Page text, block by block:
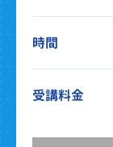
時間
受講料金